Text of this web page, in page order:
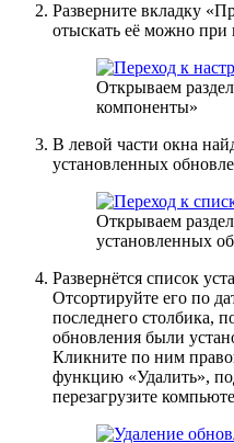
Разверните вкладку
отыскать её можно
Открываем
компоненты»
В левой части окна
установленных
Открываем
установленных
Развернётся список
Отсортируйте его по
последнего столбика,
обновления были
Кликните по ним
функцию «Удалить»,
перезагрузите